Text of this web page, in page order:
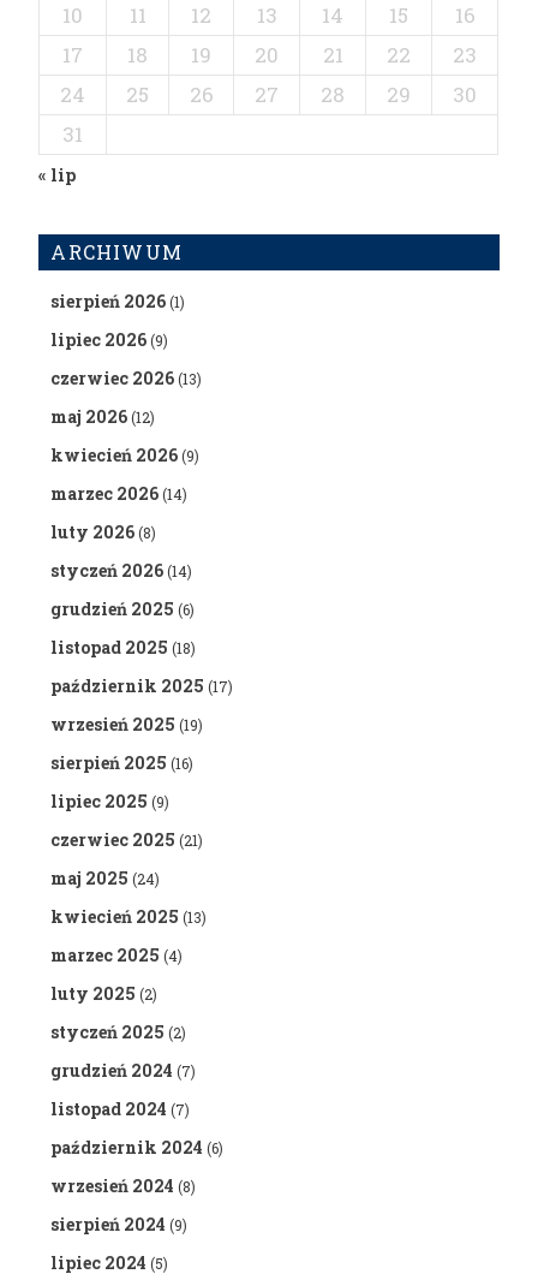
10
11 12 13 14 15
16
17
18 19 20 21 22
23
24
25 26 27 28 29
30
31
« lip
ARCHIWUM
sierpień 2026(1)
lipiec 2026(9)
czerwiec 2026(13)
maj 2026(12)
kwiecień 2026(9)
marzec 2026(14)
luty 2026(8)
styczeń 2026(14)
grudzień 2025 (6)
listopad 2025 (18)
październik 2025 (17)
wrzesień 2025 (19)
sierpień 2025 (16)
lipiec 2025 (9)
czerwiec 2025 (21)
maj 2025 (24)
kwiecień 2025 (13)
marzec 2025 (4)
luty 2025 (2)
styczeń 2025 (2)
grudzień 2024 (7)
listopad 2024 (7)
październik 2024 (6)
wrzesień 2024 (8)
sierpień 2024 (9)
lipiec 2024 (5)